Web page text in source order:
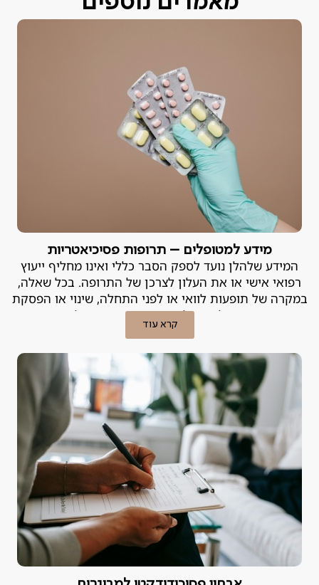
מידע למטופלים – תרופות פסיכיאטריות
המידע שלהלן נועד לספק הסבר כללי ואינו מחליף ייעוץ
רפואי אישי או את העלון לצרכן של התרופה. בכל שאלה,
במקרה של תופעות לוואי או לפני התחלה, שינוי או הפסקת
טיפול – יש להייועץ ברופא המטפל.
קרא עוד